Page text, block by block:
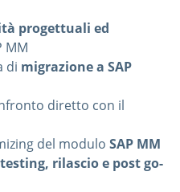
progettuali ed
MM
di migrazione a SAP
diretto con il
del modulo SAP MM
testing, rilascio e post go-